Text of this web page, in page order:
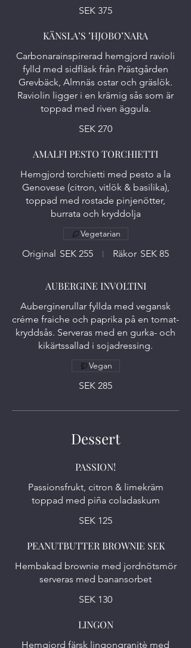
SEK 375
KÄNSLA’S ’HJOBO’NARA
Carbonarainspirerad hemgjord ravioli
fylld med sidfläsk från Prästgården
Grevbäck, Almnäs ostar och gräslök.
Raviolin ligger i en krämig sås som är
toppad med riven äggula.
SEK 270
AMALFI PESTO TORCHIETTI
Hemgjord torchietti med pesto a la
Genovese (citron, vitlök & basilika),
toppad med rostade pinjenötter,
burrata och kryddolja
Original SEK 255 Räkor SEK 85
Vegetarian
AUBERGINE INVOLTINI
Auberginerullar fyllda med vegansk
créme fraiche och paprika på en tomat-
kryddsås. Serveras med en gurka- och
kikärtssallad i sojadressing.
SEK 285
Vegan
Dessert
PASSION!
Passionsfrukt, citron & limekräm
toppad med piña coladaskum
SEK 125
PEANUTBUTTER BROWNIE SEK
Hembakad brownie med jordnötsmör
serveras med banansorbet
SEK 130
LINGON
Hemgjord färsk lingongranitè med